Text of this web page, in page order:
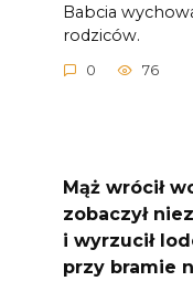
Babcia
rodziców.
0 76
Mąż wrócił
zobaczył
i wyrzucił
przy bramie